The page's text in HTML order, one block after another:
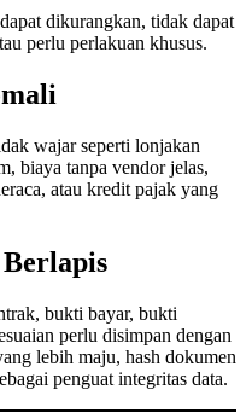
dikurangkan, tidak dapat
perlu perlakuan khusus.
wajar seperti lonjakan
biaya tanpa vendor jelas,
atau kredit pajak yang
bukti bayar, bukti
perlu disimpan dengan
lebih maju, hash dokumen
penguat integritas data.